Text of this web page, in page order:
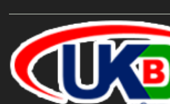
আহলে সুন্নাত এর
শিক্ষিকার ওপর
মানববন্ধন অনুষ্ঠিত